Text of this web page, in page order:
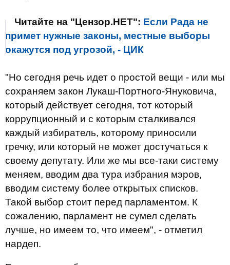
Читайте на "Цензор.НЕТ": Если Рада не
примет нужные законы, местные выборы
окажутся под угрозой, - ЦИК
"Но сегодня речь идет о простой вещи - или мы
сохраняем закон Лукаш-Портного-Януковича,
который действует сегодня, тот который
коррупционный и с которым сталкивался
каждый избиратель, которому приносили
гречку, или который не может достучаться к
своему депутату. Или же мы все-таки систему
меняем, вводим два тура избрания мэров,
вводим систему более открытых списков.
Такой выбор стоит перед парламентом. К
сожалению, парламент не сумел сделать
лучше, но имеем то, что имеем", - отметил
нардеп.